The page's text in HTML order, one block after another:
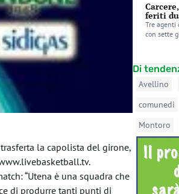
la capolista del girone,
“Utena è una squadra che
di produrre tanti punti di
feriti
Tre agenti
con sette
Di
Avellino
comunedi
Montoro